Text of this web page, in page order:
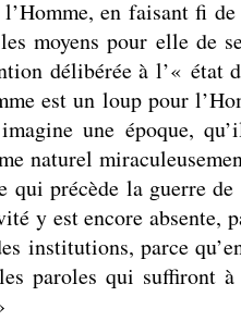
en faisant fi
moyens pour elle de
délibérée à l’« état
est un loup pour
une époque,
naturel
qui précède la guerre
y est encore absente,
institutions, parce
paroles qui suffiront